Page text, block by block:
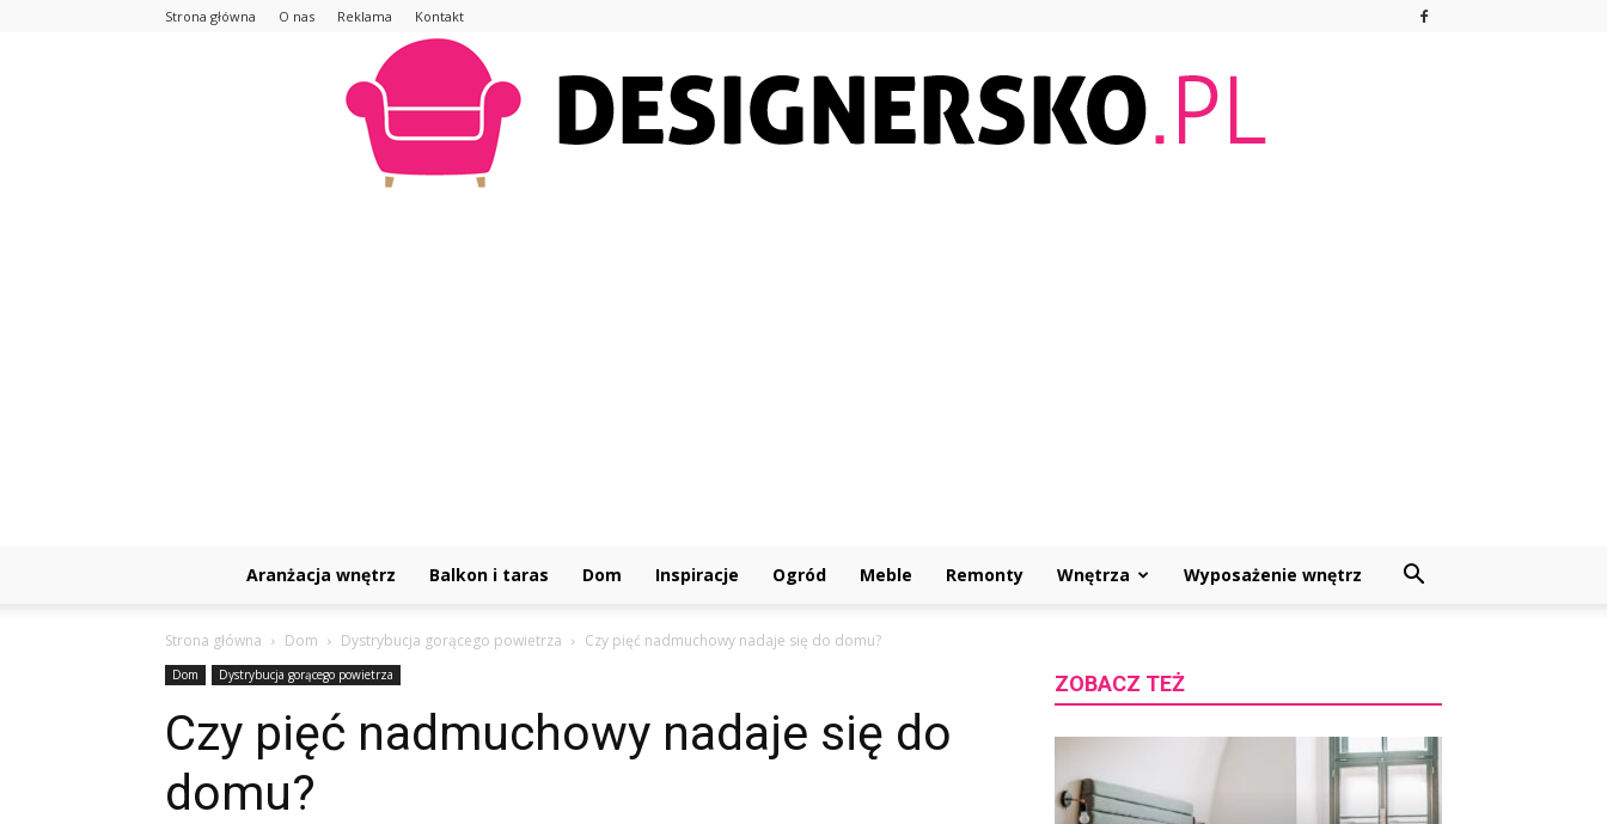
Strona główna O nas Reklama Kontakt
Aranżacja wnętrz Balkon i taras Dom Inspiracje Ogród Meble Remonty Wnętrza Wyposażenie wnętrz
Strona główna Dom Dystrybucja gorącego powietrza Czy pięć nadmuchowy nadaje się do domu?
Dom Dystrybucja gorącego powietrza
Czy pięć nadmuchowy nadaje się do
domu?
ZOBACZ TEŻ